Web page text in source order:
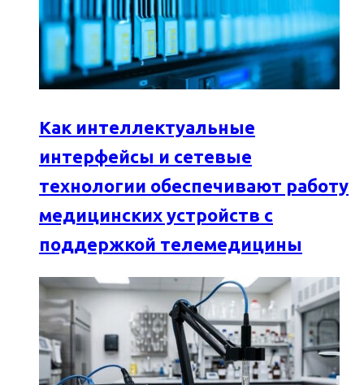
Как интеллектуальные
интерфейсы и сетевые
технологии обеспечивают работу
медицинских устройств с
поддержкой телемедицины